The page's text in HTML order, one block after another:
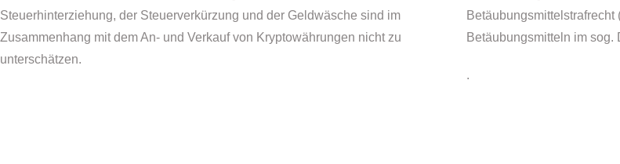
Steuerhinterziehung, der Steuerverkürzung und der Geldwäsche sind im
Zusammenhang mit dem An- und Verkauf von Kryptowährungen nicht zu
unterschätzen.
Betäubungsmitteln im sog.
.